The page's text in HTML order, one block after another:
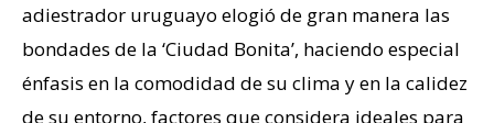
adiestrador uruguayo elogió de gran manera las
bondades de la ‘Ciudad Bonita’, haciendo especial
énfasis en la comodidad de su clima y en la calidez
de su entorno, factores que considera ideales para